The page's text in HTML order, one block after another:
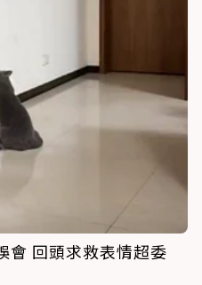
會 回頭求救表情超委